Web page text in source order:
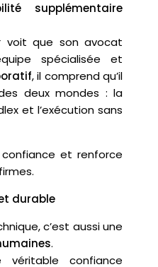
supplémentaire
voit que son avocat
spécialisée et
, il comprend qu’il
deux mondes : la
et l’exécution sans
et renforce
durable
c’est aussi une
.
confiance